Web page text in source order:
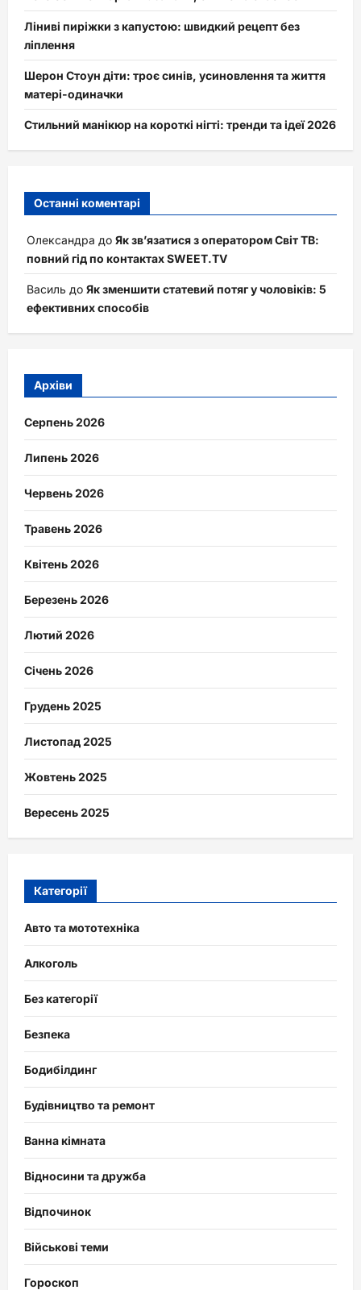
Ліниві пиріжки з капустою: швидкий рецепт без
ліплення
Шерон Стоун діти: троє синів, усиновлення та життя
матері-одиначки
Стильний манікюр на короткі нігті: тренди та ідеї 2026
Останні коментарі
Олександра до Як зв’язатися з оператором Світ ТВ:
повний гід по контактах SWEET.TV
Василь до Як зменшити статевий потяг у чоловіків: 5
ефективних способів
Архіви
Серпень 2026
Липень 2026
Червень 2026
Травень 2026
Квітень 2026
Березень 2026
Лютий 2026
Січень 2026
Грудень 2025
Листопад 2025
Жовтень 2025
Вересень 2025
Категорії
Авто та мототехніка
Алкоголь
Без категорії
Безпека
Бодибілдинг
Будівництво та ремонт
Ванна кімната
Відносини та дружба
Відпочинок
Військові теми
Гороскоп